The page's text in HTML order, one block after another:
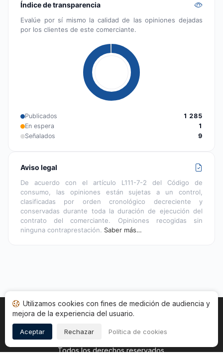
Índice de transparencia
Evalúe por sí mismo la calidad de las opiniones dejadas
por los clientes de este comerciante.
Publicados
1 285
En espera
1
Señalados
9
Aviso legal
De acuerdo con el artículo L111-7-2 del Código de
consumo, las opiniones están sujetas a un control,
clasificadas por orden cronológico decreciente y
conservadas durante toda la duración de ejecución del
contrato del comerciante. Opiniones recogidas sin
ninguna contraprestación. Saber más…
Inicio Estado opiniones Categorías
Copyright © 2026
Todos los derechos reservados.
Utilizamos cookies con fines de medición de audiencia y
mejora de la experiencia del usuario.
Aceptar Rechazar Política de cookies